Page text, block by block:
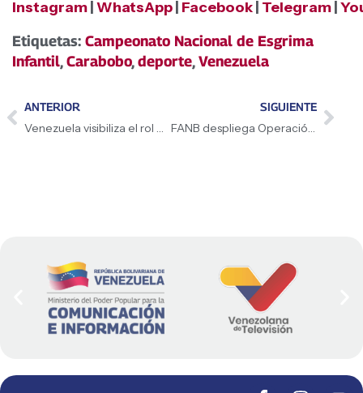
Instagram WhatsApp Facebook Telegram
Etiquetas: Campeonato Nacional de Esgrima
Infantil,Carabobo,deporte,Venezuela
ANTERIOR
Venezuela visibiliza el rol de la mujer en la ciencia nuclear a través ciclo «Marzo en Red»
SIGUIENTE
FANB despliega Operación República para Consulta Popular Nacional del 8M